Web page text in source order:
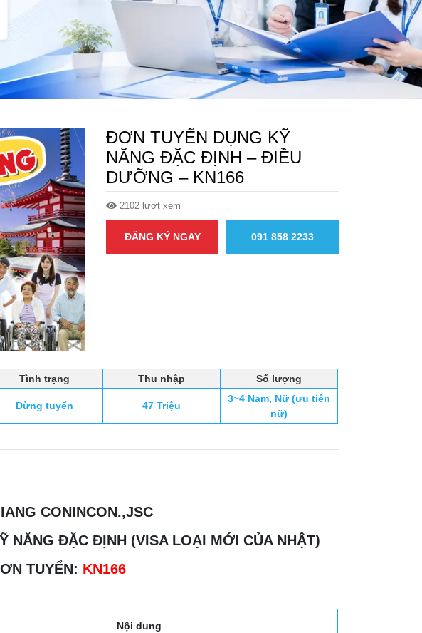
ĐƠN TUYỂN DỤNG KỸ
NĂNG ĐẶC ĐỊNH – ĐIỀU
DƯỠNG – KN166
2102 lượt xem
ĐĂNG KÝ NGAY 091 858 2233
Tình trạng Thu nhập Số lượng
Dừng tuyển 47 Triệu
3~4 Nam, Nữ (ưu tiên
nữ)
CONINCON.,JSC
NĂNG ĐẶC ĐỊNH (VISA LOẠI MỚI CỦA NHẬT)
TUYỂN: KN166
Nội dung